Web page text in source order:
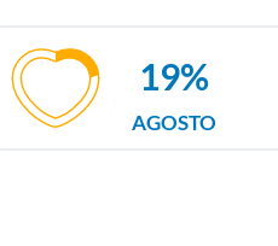
AGOSTO
19%